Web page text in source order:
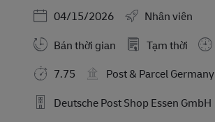
Posted Date
04/15/2026
Nhân viên
Bán thời gian
Tạm thời
7.75
Post & Parcel Germany
Deutsche Post Shop Essen GmbH